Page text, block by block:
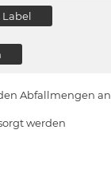
Label
Abfallmengen an
werden